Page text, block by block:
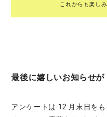
これからも楽し
最後に嬉しいお知らせが
アンケートは 12 月末日を